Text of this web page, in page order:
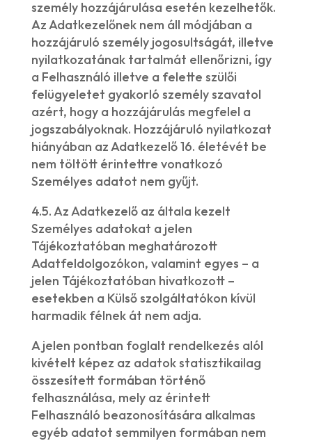
személy hozzájárulása esetén kezelhetők.
Az Adatkezelőnek nem áll módjában a
hozzájáruló személy jogosultságát, illetve
nyilatkozatának tartalmát ellenőrizni, így
a Felhasználó illetve a felette szülői
felügyeletet gyakorló személy szavatol
azért, hogy a hozzájárulás megfelel a
jogszabályoknak. Hozzájáruló nyilatkozat
hiányában az Adatkezelő 16. életévét be
nem töltött érintettre vonatkozó
Személyes adatot nem gyűjt.
4.5. Az Adatkezelő az általa kezelt
Személyes adatokat a jelen
Tájékoztatóban meghatározott
Adatfeldolgozókon, valamint egyes – a
jelen Tájékoztatóban hivatkozott –
esetekben a Külső szolgáltatókon kívül
harmadik félnek át nem adja.
A jelen pontban foglalt rendelkezés alól
kivételt képez az adatok statisztikailag
összesített formában történő
felhasználása, mely az érintett
Felhasználó beazonosítására alkalmas
egyéb adatot semmilyen formában nem